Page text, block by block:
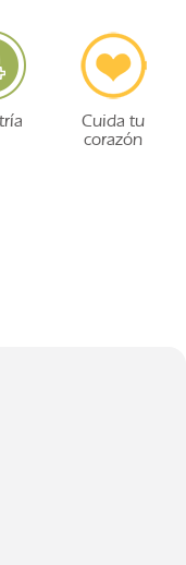
Cuida tu
corazón